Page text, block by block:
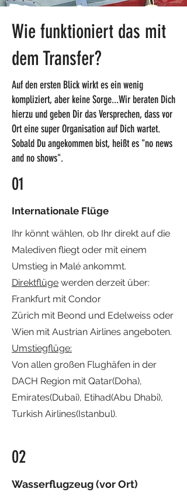
Wie funktioniert das mit
dem Transfer?
Auf den ersten Blick wirkt es ein wenig
kompliziert, aber keine Sorge...Wir beraten Dich
hierzu und geben Dir das Versprechen, dass vor
Ort eine super Organisation auf Dich wartet.
Sobald Du angekommen bist, heißt es "no news
and no shows".
01
Internationale Flüge
Ihr könnt wählen, ob Ihr direkt auf die
Malediven fliegt oder mit einem
Umstieg in Malé ankommt.
Direktflüge werden derzeit über:
Frankfurt mit Condor
Zürich mit Beond und Edelweiss oder
Wien mit Austrian Airlines angeboten.
Umstiegflüge:
Von allen großen Flughäfen in der
DACH Region mit Qatar(Doha),
Emirates(Dubai), Etihad(Abu Dhabi),
Turkish Airlines(Istanbul).
02
Wasserflugzeug (vor Ort)